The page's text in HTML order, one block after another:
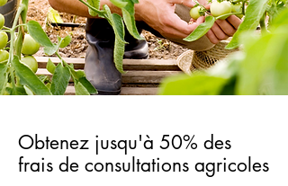
Obtenez jusqu'à 50% des
frais de consultations agricoles